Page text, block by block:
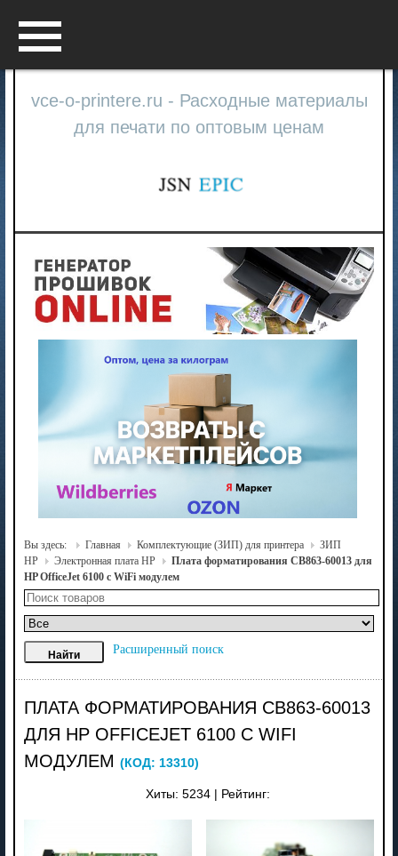
vce-o-printere.ru - Расходные материалы
для печати по оптовым ценам
Вы здесь: Главная Комплектующие (ЗИП) для принтера
ЗИП
HP
Электронная плата HP
Плата форматирования CB863-60013 для
HP OfficeJet 6100 с WiFi модулем
Расширенный поиск
ПЛАТА ФОРМАТИРОВАНИЯ CB863-60013
ДЛЯ HP OFFICEJET 6100 С WIFI
МОДУЛЕМ (КОД: 13310)
Хиты: 5234 Рейтинг: